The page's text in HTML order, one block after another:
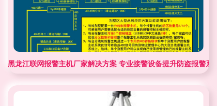
黑龙江联网报警主机厂家解决方案 专业接警设备提升防盗报警系